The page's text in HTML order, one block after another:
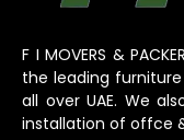
F I MOVERS &
the leading
all over UAE. We
installation of offce